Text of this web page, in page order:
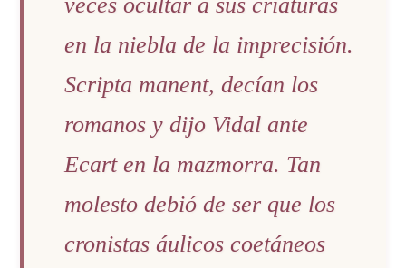
en la niebla de la imprecisión.
Scripta manent, decían los
romanos y dijo Vidal ante
Ecart en la mazmorra. Tan
molesto debió de ser que los
cronistas áulicos coetáneos